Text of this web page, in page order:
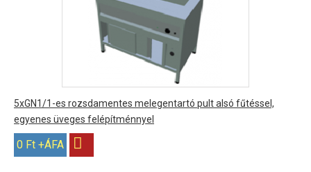
5xGN1/1-es rozsdamentes melegentartó pult alsó fűtéssel,
egyenes üveges felépítménnyel
0 Ft +ÁFA